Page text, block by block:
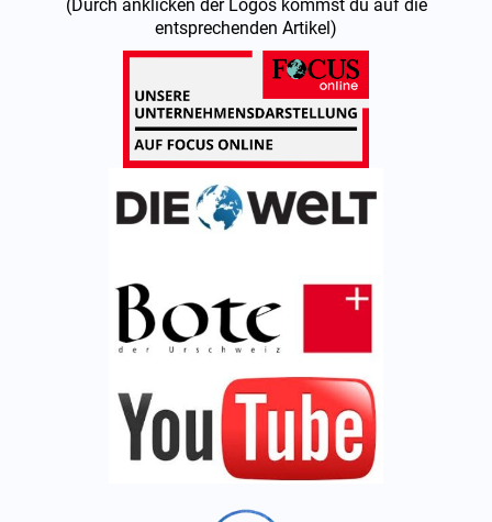
(Durch anklicken der Logos kommst du auf die
entsprechenden Artikel)